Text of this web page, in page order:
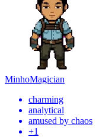
MinhoMagician
charming
analytical
amused by chaos
+1